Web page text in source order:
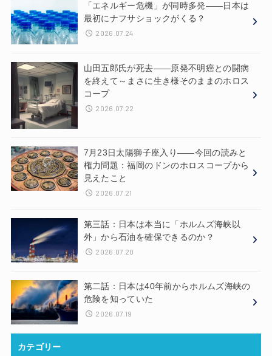
「エネルギー危機」が同時多発——日本は
最初にナフサショックがくる？
2026.07.24
山田五郎氏が死去——原発不明癌との闘病
を終えて～まさに生き様そのままのホロス
コープ
2026.07.22
7月23日太陽獅子座入り——今回の読みと
権力問題：福岡のドンのホロスコープから
見えたこと
2026.07.21
第三話：日本は本当に「ホルムズ海峡以
外」から石油を確保できるのか？
2026.07.20
第二話：日本は40年前からホルムズ海峡の
危険を知っていた
2026.07.19
カテゴリー